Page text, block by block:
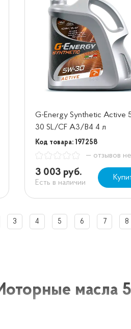
G-Energy Synthetic Active
30 SL/CF A3/B4 4 л
Код товара: 197258
— отзывов
3 003 руб.
Есть в наличии
3 4 5 6 7 8
масла
собой одну из самых